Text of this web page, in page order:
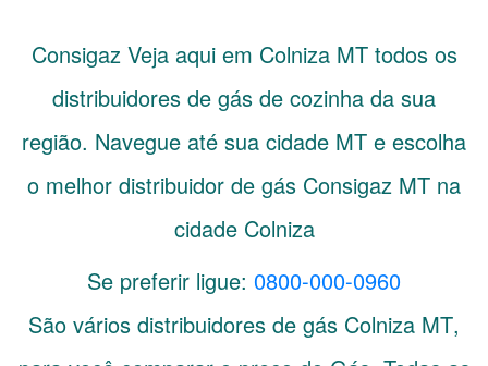
Consigaz Veja aqui em Colniza MTtodos os
distribuidores de gás de cozinha da sua
região. Navegue até sua cidade MT e escolha
o melhor distribuidor de gás Consigaz MT na
cidade Colniza
Se preferir ligue: 0800-000-0960
São vários distribuidores de gás Colniza MT,